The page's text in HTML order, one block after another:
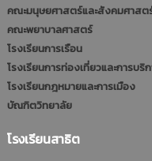
คณะมนุษยศาสตร์และสังคมศาสต
คณะพยาบาลศาสตร์
โรงเรียนการเรือน
โรงเรียนการท่องเที่ยวและการบริ
โรงเรียนกฎหมายและการเมือง
บัณฑิตวิทยาลัย
โรงเรียนสาธิต